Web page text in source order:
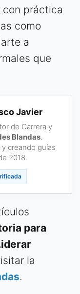
con práctica
como
a
que
Javier
de Carrera y
Blandas.
creando guías
2018.
para
la
.